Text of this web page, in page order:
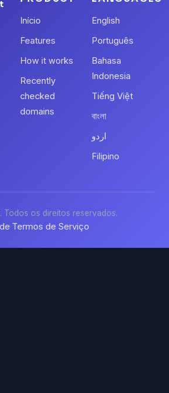
Início
Features
How it works
Recently
checked
domains
English
Português
Bahasa
Indonesia
Tiếng Việt
বাংলা
اردو
Filipino
Todos os direitos reservados.
·Termos de Serviço